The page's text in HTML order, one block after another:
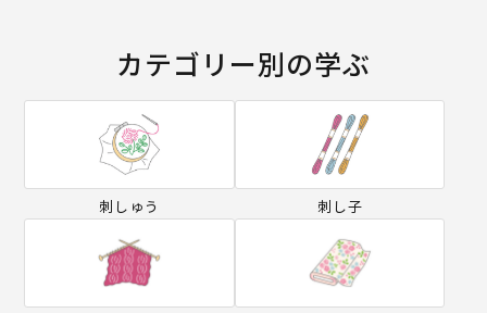
カテゴリー別の学ぶ
刺しゅう 刺し子